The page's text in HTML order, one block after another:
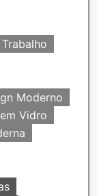
Moderno
Vidro